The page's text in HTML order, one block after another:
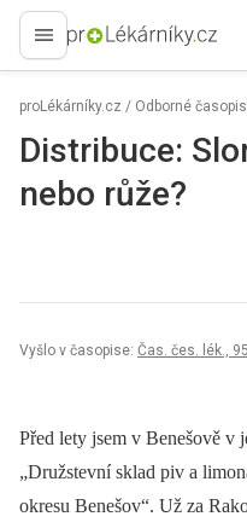
proLékaře.cz
proLékárníky.cz / Odborné
Distribuce:
nebo růže?
Vyšlo v časopise: Čas. čes. lék.,
Před lety jsem v Benešově v
„Družstevní sklad piv a
okresu Benešov“. Už za